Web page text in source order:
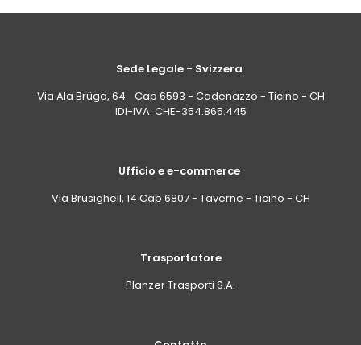
Sede Legale - Svizzera
Via Ala Brüga, 64 Cap 6593 - Cadenazzo - Ticino - CH
IDI-IVA: CHE-354.865.445
Ufficio e e-commerce
Via Brüsighell, 14 Cap 6807 - Taverne - Ticino - CH
Trasportatore
Planzer Trasporti S.A.